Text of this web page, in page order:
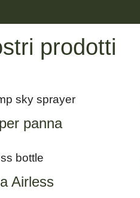
prodotti
panna
Airless